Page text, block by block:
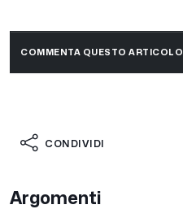
COMMENTA QUESTO ARTICOLO
CONDIVIDI
Argomenti